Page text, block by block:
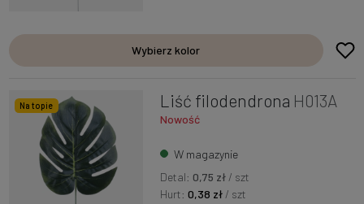
Wybierz kolor
Na topie Liść filodendrona H013A
Nowość
W magazynie
Detal: 0,75 zł / szt
Hurt:0,38 zł / szt